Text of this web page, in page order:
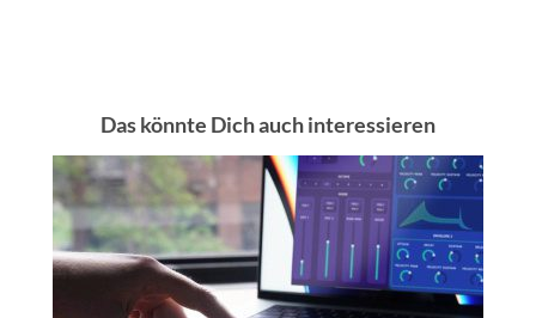
Das könnte Dich auch interessieren